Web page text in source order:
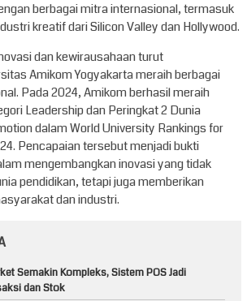
berbagai mitra internasional, termasuk
kreatif dari Silicon Valley dan Hollywood.
dan kewirausahaan turut
Amikom Yogyakarta meraih berbagai
Pada 2024, Amikom berhasil meraih
Leadership dan Peringkat 2 Dunia
dalam World University Rankings for
Pencapaian tersebut menjadi bukti
mengembangkan inovasi yang tidak
pendidikan, tetapi juga memberikan
dan industri.
Semakin Kompleks, Sistem POS Jadi
dan Stok